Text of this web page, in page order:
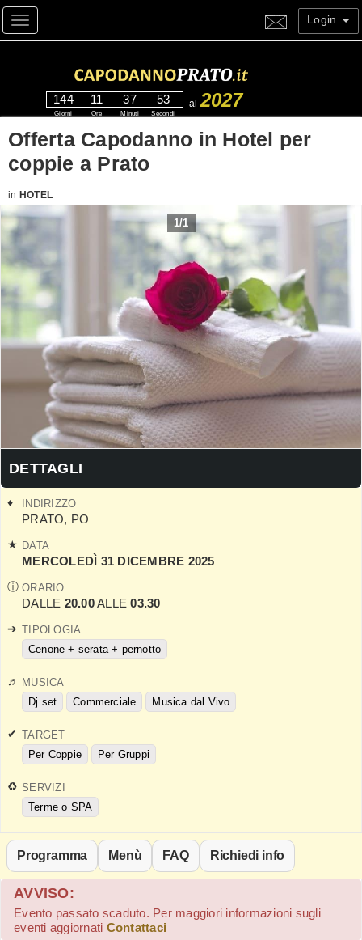
Toggle navigation Login
144
Giorni
11
Ore
37
Minuti
52
Secondi
al 2027
Offerta Capodanno in Hotel per
coppie a Prato
in HOTEL
1/1
DETTAGLI
INDIRIZZO
PRATO, PO
DATA
MERCOLEDÌ 31 DICEMBRE 2025
ORARIO
DALLE 20.00ALLE03.30
TIPOLOGIA
Cenone + serata + pernotto
MUSICA
Dj set
Commerciale Musica dal Vivo
TARGET
Per Coppie
Per Gruppi
SERVIZI
Terme o SPA
Programma Menù FAQ Richiedi info
AVVISO:
Evento passato scaduto. Per maggiori informazioni sugli
eventi aggiornati Contattaci